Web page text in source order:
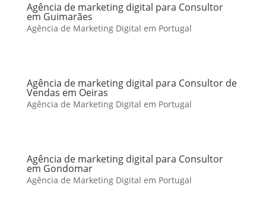
Agência de marketing digital para Consultor
em Guimarães
Agência de Marketing Digital em Portugal
Agência de marketing digital para Consultor de
Vendas em Oeiras
Agência de Marketing Digital em Portugal
Agência de marketing digital para Consultor
em Gondomar
Agência de Marketing Digital em Portugal